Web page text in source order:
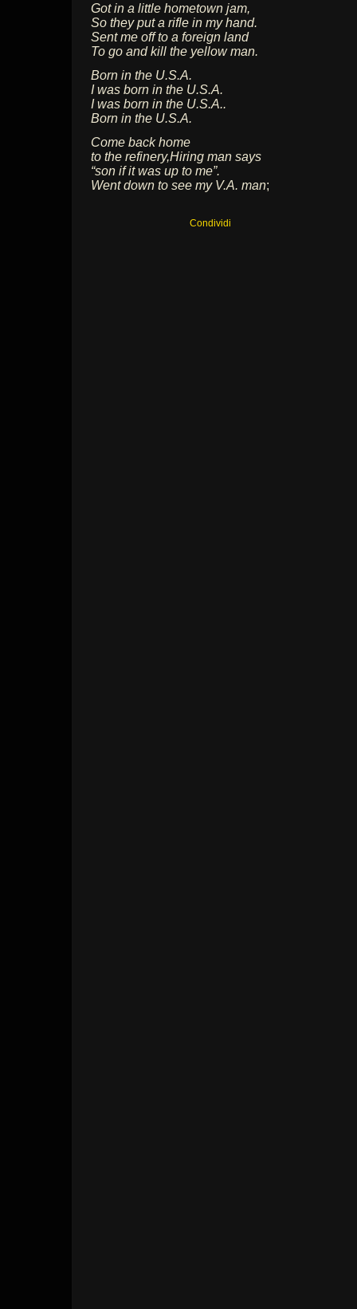
Got in a little hometown jam,
So they put a rifle in my hand.
Sent me off to a foreign land
To go and kill the yellow man.
Born in the U.S.A.
I was born in the U.S.A.
I was born in the U.S.A..
Born in the U.S.A.
Come back home
to the refinery,Hiring man says
“son if it was up to me”.
Went down to see my V.A. man;
Condividi